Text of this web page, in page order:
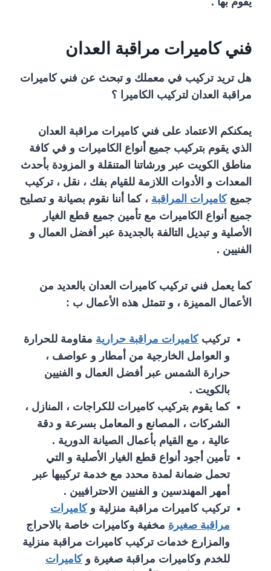
فني كاميرات مراقبة العدان
هل تريد تركيب في معملك و تبحث عن فني كاميرات
مراقبة العدان لتركيب الكاميرا ؟
يمكنكم الاعتماد على فني كاميرات مراقبة العدان
الذي يقوم بتركيب جميع أنواع الكاميرات و في كافة
مناطق الكويت عبر ورشاتنا المتنقلة و المزودة بأحدث
المعدات و الأدوات اللازمة للقيام بفك ، نقل ، تركيب
جميعكاميرات المراقبة ، كما أننا نقوم بصيانة و تصليح
جميع أنواع الكاميرات مع تأمين جميع قطع الغيار
الأصلية و تبديل التالفة بالجديدة عبر أفضل العمال و
الفنيين .
كما يعمل فني تركيب كاميرات العدان بالعديد من
الأعمال المميزة ، و تتمثل هذه الأعمال ب :
تركيبكاميرات مراقبة حرارية مقاومة للحرارة
و العوامل الخارجية من أمطار و عواصف ،
حرارة الشمس عبر أفضل العمال و الفنيين
بالكويت .
كما يقوم بتركيب كاميرات للكراجات ، المنازل ،
الشركات ، المصانع و المعامل بسرعة و دقة
عالية ، مع القيام بأعمال الصيانة الدورية .
تأمين أجود أنواع قطع الغيار الأصلية و التي
تحمل ضمانة لمدة محدد مع خدمة تركيبها عبر
أمهر المهندسين و الفنيين الاحترافيين .
تركيب كاميرات مراقبة منزلية وكاميرات
مراقبة صغيرة مخفية وكاميرات خاصة بالاحراج
والمزارع خدمات تركيب كاميرات مراقبة منزلية
للخدم وكاميرات مراقبة صغيرة وكاميرات